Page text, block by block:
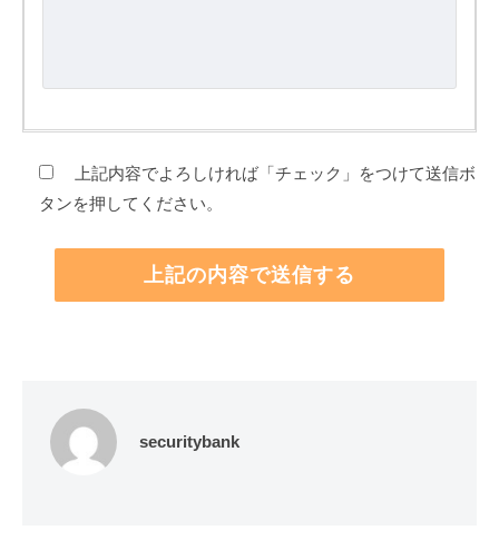
上記内容でよろしければ「チェック」をつけて送信ボ
タンを押してください。
securitybank